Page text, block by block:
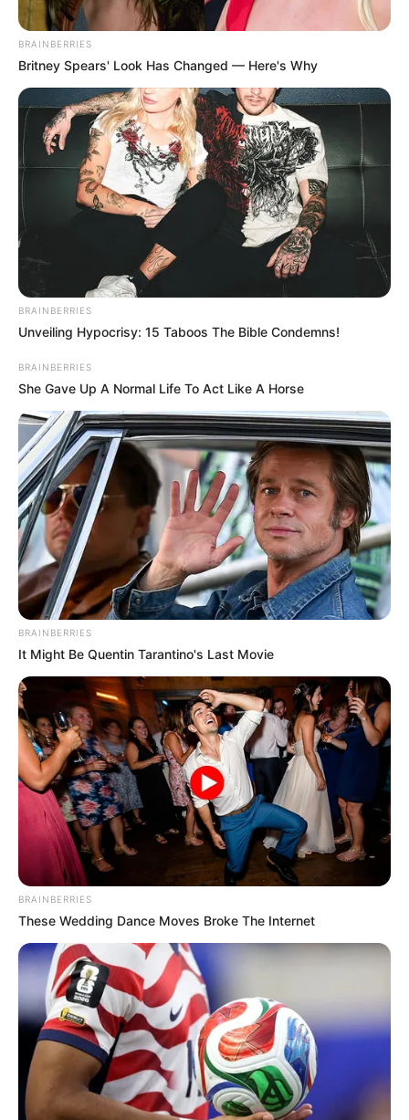
BRAINBERRIES
Britney Spears' Look Has Changed — Here's Why
BRAINBERRIES
Unveiling Hypocrisy: 15 Taboos The Bible Condemns!
BRAINBERRIES
She Gave Up A Normal Life To Act Like A Horse
BRAINBERRIES
It Might Be Quentin Tarantino's Last Movie
BRAINBERRIES
These Wedding Dance Moves Broke The Internet